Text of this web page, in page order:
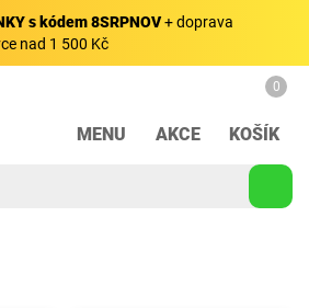
s kódem 8SRPNOV+ doprava
nad 1 500 Kč
MENU AKCE
0
KOŠÍK